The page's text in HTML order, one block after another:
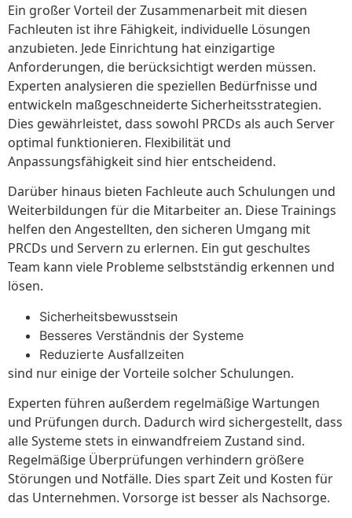
Ein großer Vorteil der Zusammenarbeit mit diesen
Fachleuten ist ihre Fähigkeit, individuelle Lösungen
anzubieten. Jede Einrichtung hat einzigartige
Anforderungen, die berücksichtigt werden müssen.
Experten analysieren die speziellen Bedürfnisse und
entwickeln maßgeschneiderte Sicherheitsstrategien.
Dies gewährleistet, dass sowohl PRCDs als auch Server
optimal funktionieren. Flexibilität und
Anpassungsfähigkeit sind hier entscheidend.
Darüber hinaus bieten Fachleute auch Schulungen und
Weiterbildungen für die Mitarbeiter an. Diese Trainings
helfen den Angestellten, den sicheren Umgang mit
PRCDs und Servern zu erlernen. Ein gut geschultes
Team kann viele Probleme selbstständig erkennen und
lösen.
Sicherheitsbewusstsein
Besseres Verständnis der Systeme
Reduzierte Ausfallzeiten
sind nur einige der Vorteile solcher Schulungen.
Experten führen außerdem regelmäßige Wartungen
und Prüfungen durch. Dadurch wird sichergestellt, dass
alle Systeme stets in einwandfreiem Zustand sind.
Regelmäßige Überprüfungen verhindern größere
Störungen und Notfälle. Dies spart Zeit und Kosten für
das Unternehmen. Vorsorge ist besser als Nachsorge.